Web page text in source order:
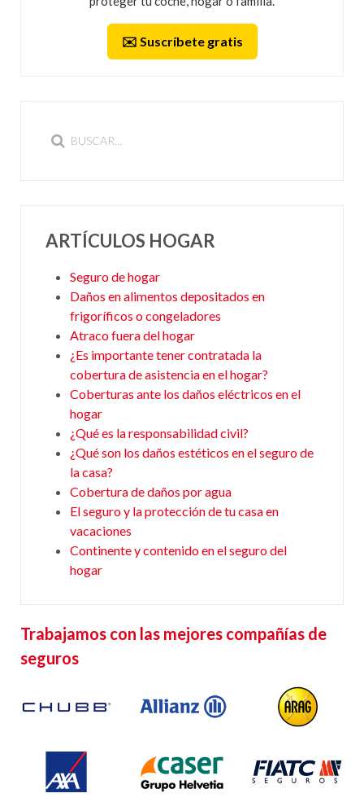
✉️ Suscríbete gratis
ARTÍCULOS HOGAR
Seguro de hogar
Daños en alimentos depositados en
frigoríficos o congeladores
Atraco fuera del hogar
¿Es importante tener contratada la
cobertura de asistencia en el hogar?
Coberturas ante los daños eléctricos en el
hogar
¿Qué es la responsabilidad civil?
¿Qué son los daños estéticos en el seguro de
la casa?
Cobertura de daños por agua
El seguro y la protección de tu casa en
vacaciones
Continente y contenido en el seguro del
hogar
Trabajamos con las mejores compañías de
seguros